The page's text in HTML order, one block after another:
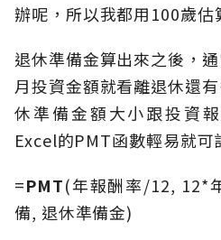
辦呢，所以我都用100歲估
退休準備金算出來之後，
月投資金額就看離退休還
休準備金額大小跟投資
Excel的PMT函數輕易就可
=PMT(年報酬率/12, 12*
備, 退休準備金)